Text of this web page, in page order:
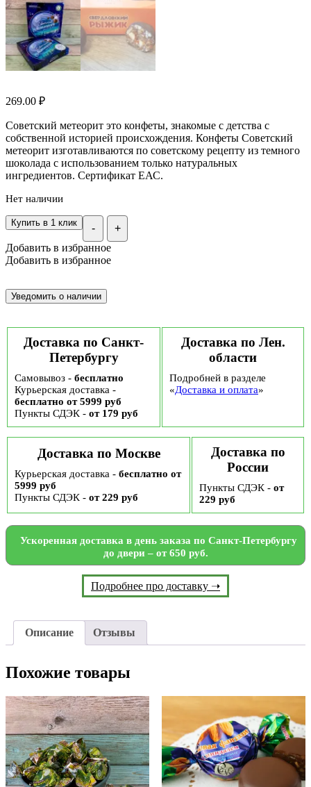
269.00 ₽
Советский метеорит это конфеты, знакомые с детства с
собственной историей происхождения. Конфеты Советский
метеорит изготавливаются по советскому рецепту из темного
шоколада с использованием только натуральных
ингредиентов. Сертификат ЕАС.
Нет наличии
- +
Купить в 1 клик
Добавить в избранное
Добавить в избранное
Доставка по Санкт-
Петербургу
Самовывоз - бесплатно
Курьерская доставка -
бесплатно от 5999 руб
Пункты СДЭК - от 179 руб
Доставка по Лен.
области
Подробней в разделе
«Доставка и оплата»
Доставка по Москве
Курьерская доставка - бесплатно от
5999 руб
Пункты СДЭК - от 229 руб
Доставка по
России
Пункты СДЭК - от
229 руб
Ускоренная доставка в день заказа по Санкт-Петербургу
до двери – от 650 руб.
Подробнее про доставку ➝
Описание Отзывы
Похожие товары